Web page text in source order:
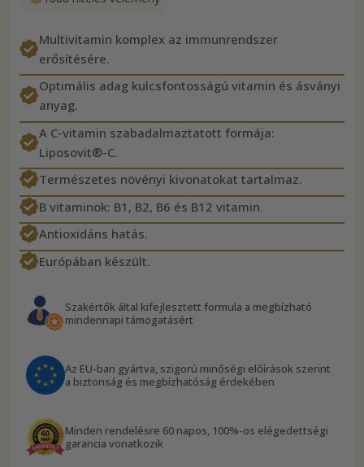
Multivitamin komplex az immunrendszer
erősítésére.
Optimális adag kulcsfontosságú vitamin és ásványi
anyag.
A C-vitamin szabadalmaztatott formája:
Liposovit®-C.
Természetes növényi kivonatokat tartalmaz.
B vitaminok: B1, B2, B6 és B12 vitamin.
Antioxidáns hatás.
Európában készült.
Szakértők által kifejlesztett formula a megbízható
mindennapi támogatásért
Az EU-ban gyártva, szigorú minőségi előírások szerint
a biztonság és megbízhatóság érdekében
Minden rendelésre 60 napos, 100%-os elégedettségi
garancia vonatkozik